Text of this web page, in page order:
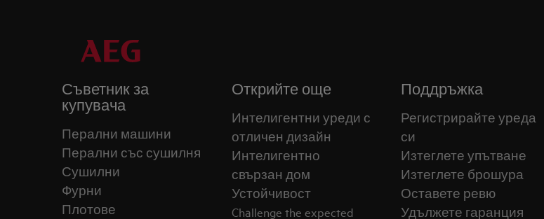
Съветник за
купувача
Перални машини
Перални със сушилня
Сушилни
Фурни
Плотове
Открийте още
Интелигентни уреди с
отличен дизайн
Интелигентно
свързан дом
Устойчивост
Challenge the expected
Поддръжка
Регистрирайте уреда
си
Изтеглете упътване
Изтеглете брошура
Оставете ревю
Удължете гаранция